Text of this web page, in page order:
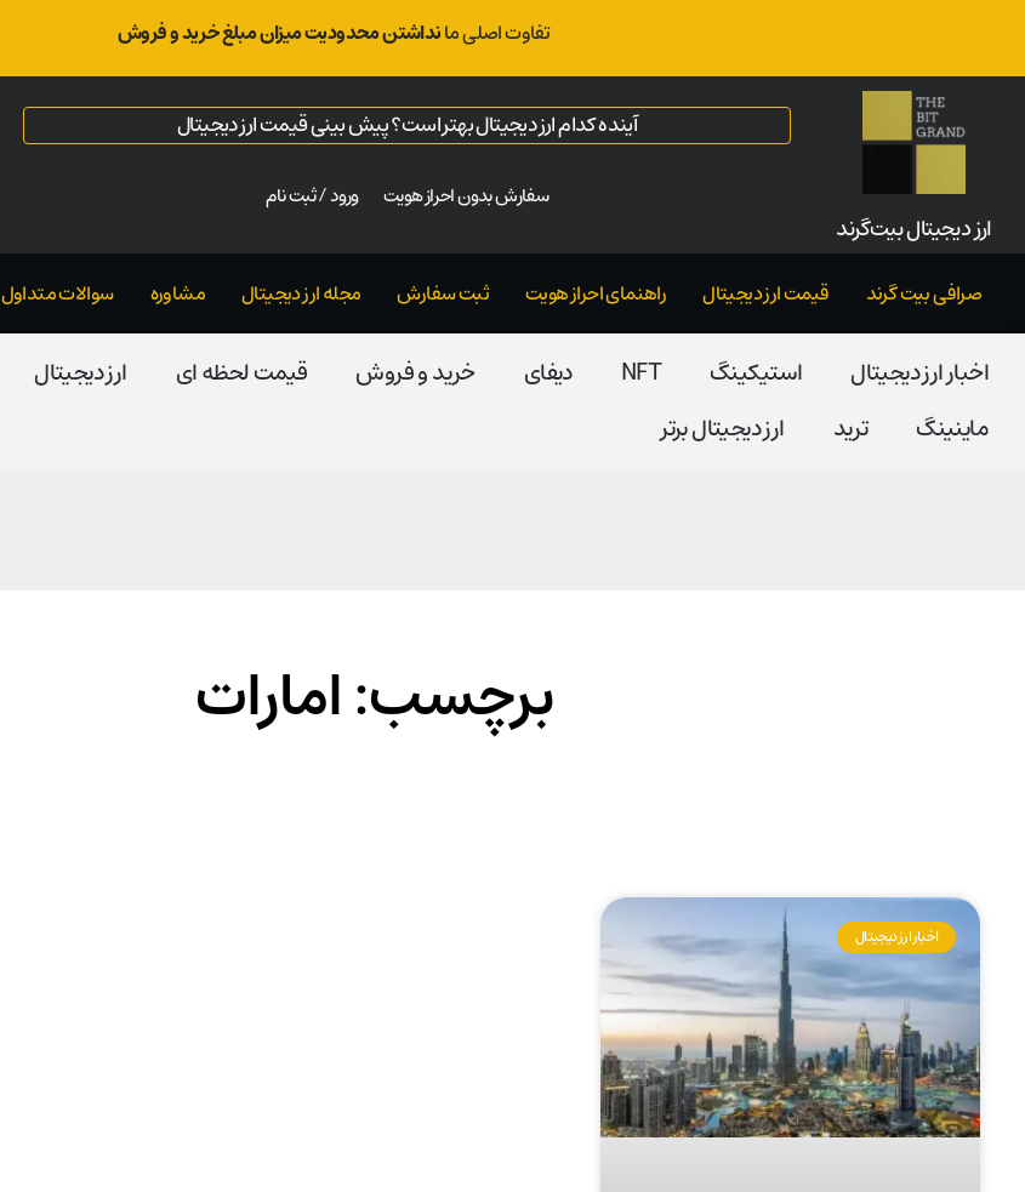
تفاوت اصلی مانداشتن محدودیت میزان مبلغ خرید و فروش
ارز‌ دیجیتال بیت‌گرند
آینده کدام ارز دیجیتال بهتر است؟ پیش بینی قیمت ارز دیجیتال
سفارش بدون احراز هویت ورود / ثبت نام
صرافی بیت گرند قیمت ارز دیجیتال راهنمای احراز هویت ثبت سفارش مجله ارز دیجیتال مشاوره سوالات متداول
اخبار ارز دیجیتال استیکینگ NFT دیفای خرید و فروش قیمت لحظه ای ارز دیجیتال
ماینینگ
ترید ارز دیجیتال برتر
برچسب: امارات
اخبار ارز دیجیتال